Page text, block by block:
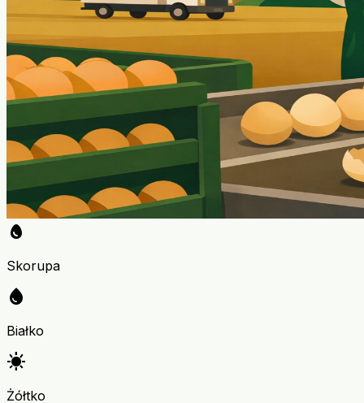
egg
Skorupa
water_drop
Białko
sunny
Żółtko